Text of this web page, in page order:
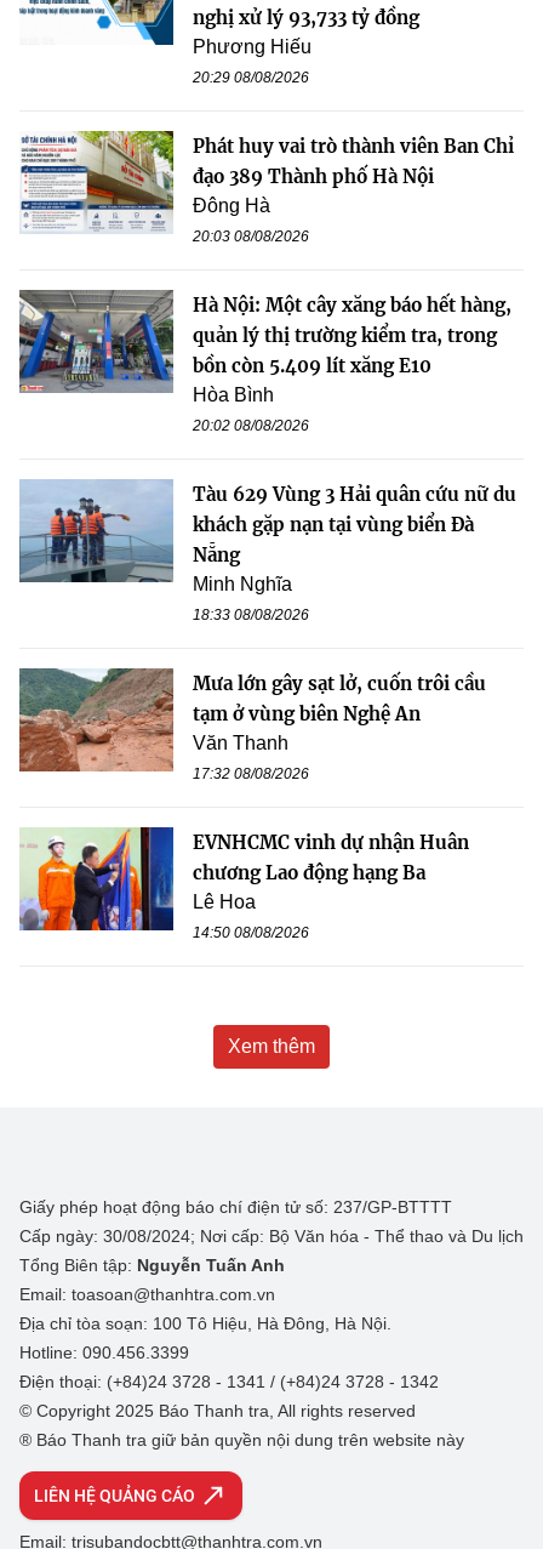
nghị xử lý 93,733 tỷ đồng
Phương Hiếu
20:29 08/08/2026
Phát huy vai trò thành viên Ban Chỉ
đạo 389 Thành phố Hà Nội
Đông Hà
20:03 08/08/2026
Hà Nội: Một cây xăng báo hết hàng,
quản lý thị trường kiểm tra, trong
bồn còn 5.409 lít xăng E10
Hòa Bình
20:02 08/08/2026
Tàu 629 Vùng 3 Hải quân cứu nữ du
khách gặp nạn tại vùng biển Đà
Nẵng
Minh Nghĩa
18:33 08/08/2026
Mưa lớn gây sạt lở, cuốn trôi cầu
tạm ở vùng biên Nghệ An
Văn Thanh
17:32 08/08/2026
EVNHCMC vinh dự nhận Huân
chương Lao động hạng Ba
Lê Hoa
14:50 08/08/2026
Xem thêm
Giấy phép hoạt động báo chí điện tử số: 237/GP-BTTTT
Cấp ngày: 30/08/2024; Nơi cấp: Bộ Văn hóa - Thể thao và Du lịch
Tổng Biên tập: Nguyễn Tuấn Anh
Email: toasoan@thanhtra.com.vn
Địa chỉ tòa soạn: 100 Tô Hiệu, Hà Đông, Hà Nội.
Hotline: 090.456.3399
Điện thoại: (+84)24 3728 - 1341 / (+84)24 3728 - 1342
© Copyright 2025 Báo Thanh tra, All rights reserved
® Báo Thanh tra giữ bản quyền nội dung trên website này
LIÊN HỆ QUẢNG CÁO
Email: trisubandocbtt@thanhtra.com.vn